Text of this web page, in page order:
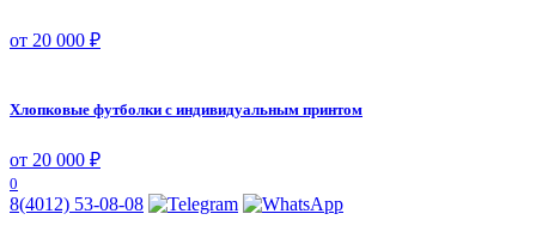
от 20 000 ₽
Хлопковые футболки с индивидуальным принтом
от 20 000 ₽
0
8(4012) 53-08-08